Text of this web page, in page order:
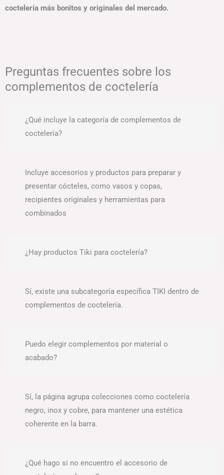
coctelería más bonitos y originales del mercado.
Preguntas frecuentes sobre los
complementos de coctelería
¿Qué incluye la categoría de complementos de
coctelería?
Incluye accesorios y productos para preparar y
presentar cócteles, como vasos y copas,
recipientes originales y herramientas para
combinados
¿Hay productos Tiki para coctelería?
Sí, existe una subcategoría específica TIKI dentro de
complementos de coctelería.
Puedo elegir complementos por material o
acabado?
Sí, la página agrupa colecciones como coctelería
negro, inox y cobre, para mantener una estética
coherente en la barra.
¿Qué hago si no encuentro el accesorio de